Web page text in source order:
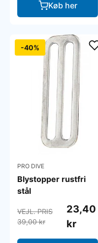
Køb her
-40%
PRO DIVE
Blystopper rustfri
stål
VEJL. PRIS
39,00 kr
23,40
kr